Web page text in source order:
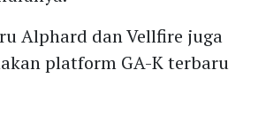
Alphard dan Vellfire juga
platform GA-K terbaru